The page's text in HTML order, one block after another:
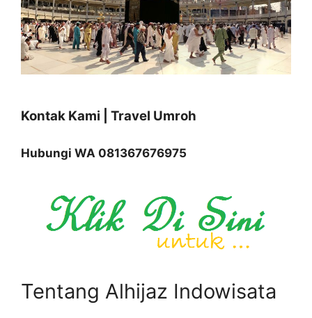
Kontak Kami | Travel Umroh
Hubungi WA 081367676975
Tentang Alhijaz Indowisata